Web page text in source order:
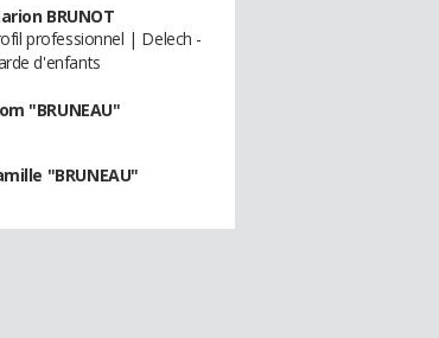
BRUNOT
professionnel | Delech -
d'enfants
"BRUNEAU"
"BRUNEAU"